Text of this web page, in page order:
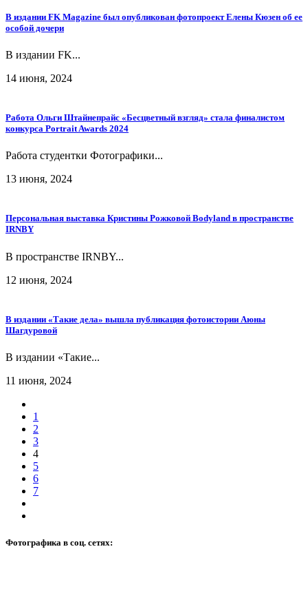
В издании FK Magazine был опубликован фотопроект Елены Кюзен об ее
особой дочери
В издании FK...
14 июня, 2024
Работа Ольги Штайнепрайс «Бесцветный взгляд» стала финалистом
конкурса Portrait Awards 2024
Работа студентки Фотографики...
13 июня, 2024
Персональная выставка Кристины Рожковой Bodyland в пространстве
IRNBY
В пространстве IRNBY...
12 июня, 2024
В издании «Такие дела» вышла публикация фотоистории Аюны
Шагдуровой
В издании «Такие...
11 июня, 2024
1
2
3
4
5
6
7
Фотографика в соц. сетях: